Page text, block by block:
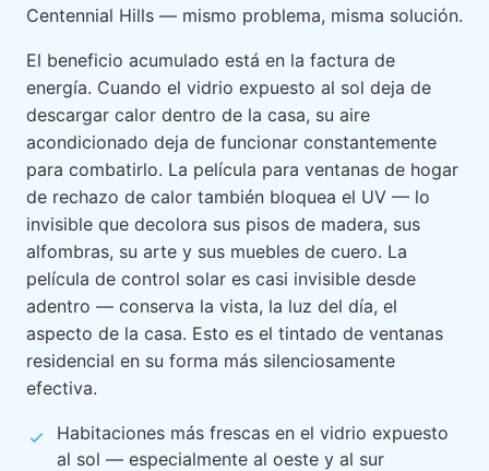
Centennial Hills — mismo problema, misma solución.
El beneficio acumulado está en la factura de
energía. Cuando el vidrio expuesto al sol deja de
descargar calor dentro de la casa, su aire
acondicionado deja de funcionar constantemente
para combatirlo. La película para ventanas de hogar
de rechazo de calor también bloquea el UV — lo
invisible que decolora sus pisos de madera, sus
alfombras, su arte y sus muebles de cuero. La
película de control solar es casi invisible desde
adentro — conserva la vista, la luz del día, el
aspecto de la casa. Esto es el tintado de ventanas
residencial en su forma más silenciosamente
efectiva.
Habitaciones más frescas en el vidrio expuesto
al sol — especialmente al oeste y al sur